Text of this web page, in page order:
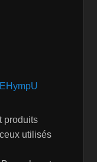
produits
utilisés